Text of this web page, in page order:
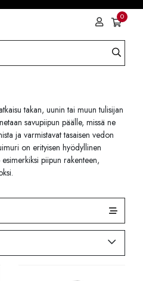
0
takan, uunin tai muun tulisijan
savupiipun päälle, missä ne
ja varmistavat tasaisen vedon
on erityisen hyödyllinen
piipun rakenteen,